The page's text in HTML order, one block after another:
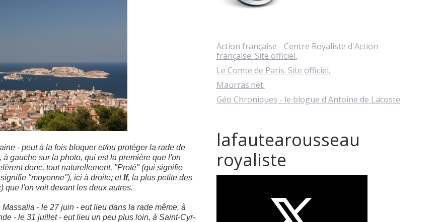
- peut à la fois bloquer et/ou protéger la rade de
à gauche sur la photo, qui est la première que l'on
donc, tout naturellement, "Proté" (qui signifie
"moyenne"), ici à droite; etIf, la plus petite des
que l'on voit devant les deux autres.
- le 27 juin - eut lieu dans la rade même, à
- le 31 juillet - eut lieu un peu plus loin, à Saint-Cyr-
Action française - Centre Royaliste d'Action
française. Site officiel.
Le Comte de Paris. Site officiel.
Maurras.net.
Géo Chroniques - le blogue d'Antoine de Lacoste
lafautearousseau
royaliste